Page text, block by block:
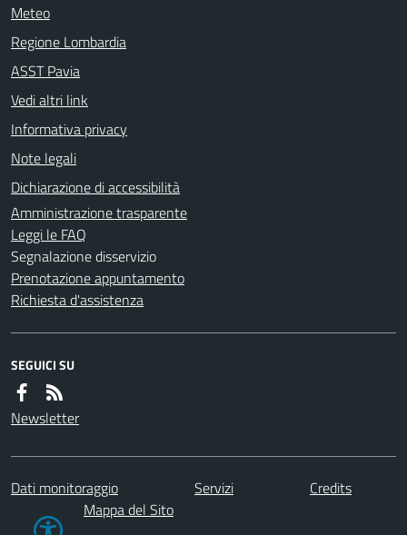
Meteo
Regione Lombardia
ASST Pavia
Vedi altri link
Informativa privacy
Note legali
Dichiarazione di accessibilità
Amministrazione trasparente
Leggi le FAQ
Segnalazione disservizio
Prenotazione appuntamento
Richiesta d'assistenza
SEGUICI SU
Newsletter
Dati monitoraggio Servizi
Credits
Mappa del Sito